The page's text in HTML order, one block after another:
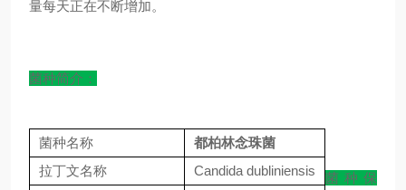
量每天正在不断增加。
菌种简介：
菌种名称
都柏林念珠菌
拉丁文名称
Candida dubliniensis
菌种保